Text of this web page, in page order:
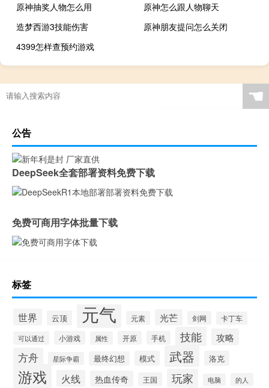
原神抽奖人物怎么用
原神怎么跟人物聊天
造梦西游3技能伤害
原神朋友提问怎么关闭
4399怎样查预约游戏
☚
公告
DeepSeek全套部署资料免费下载
免费可商用字体批量下载
标签
世界 云顶 元气 元素 光芒 剑网 卡丁车
可以通过 小游戏 属性 开原 手机 技能 攻略
方舟 星际争霸 最终幻想 模式 武器 洛克
游戏 火线 热血传奇 王国 玩家 电脑 的人